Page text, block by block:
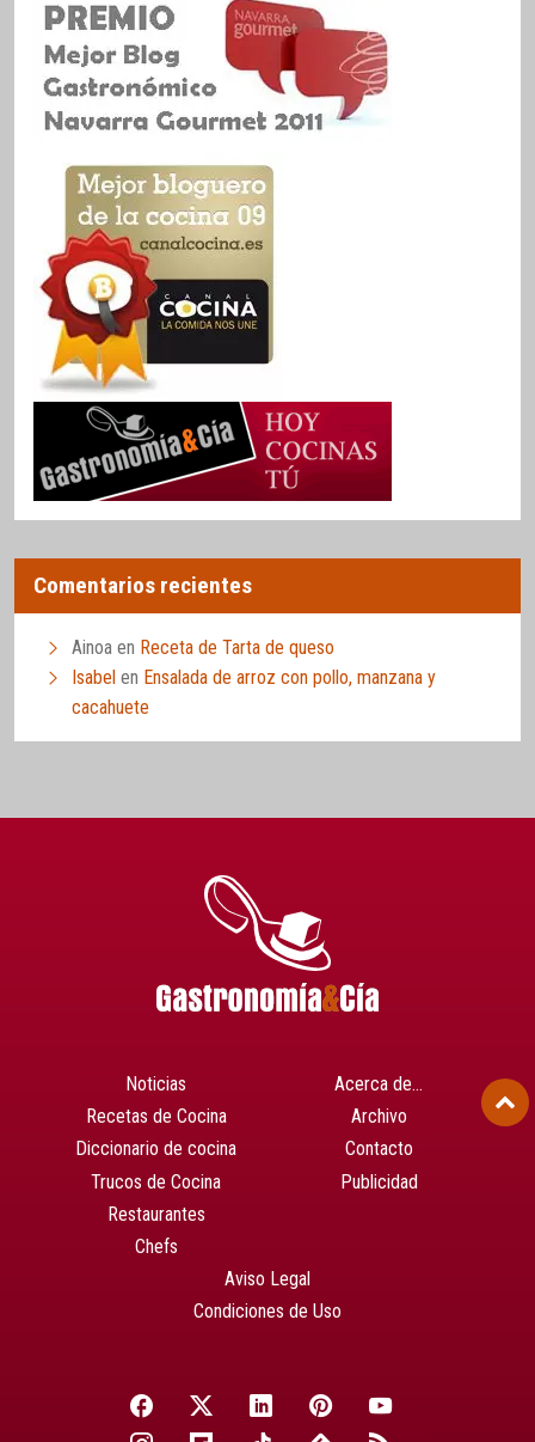
Comentarios recientes
Ainoa en Receta de Tarta de queso
Isabel en Ensalada de arroz con pollo, manzana y
cacahuete
Noticias
Recetas de Cocina
Diccionario de cocina
Trucos de Cocina
Restaurantes
Chefs
Acerca de…
Archivo
Contacto
Publicidad
Aviso Legal
Condiciones de Uso